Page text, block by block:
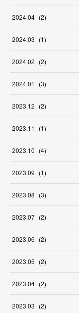
2024.04 (2)
2024.03 (1)
2024.02 (2)
2024.01 (3)
2023.12 (2)
2023.11 (1)
2023.10 (4)
2023.09 (1)
2023.08 (3)
2023.07 (2)
2023.06 (2)
2023.05 (2)
2023.04 (2)
2023.03 (2)